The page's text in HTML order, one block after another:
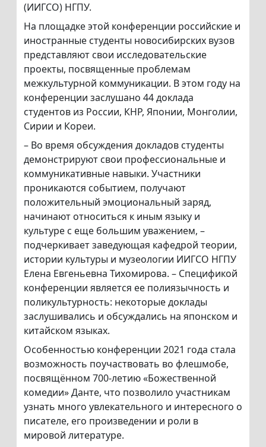
(ИИГСО) НГПУ.
На площадке этой конференции российские и
иностранные студенты новосибирских вузов
представляют свои исследовательские
проекты, посвященные проблемам
межкультурной коммуникации. В этом году на
конференции заслушано 44 доклада
студентов из России, КНР, Японии, Монголии,
Сирии и Кореи.
– Во время обсуждения докладов студенты
демонстрируют свои профессиональные и
коммуникативные навыки. Участники
проникаются событием, получают
положительный эмоциональный заряд,
начинают относиться к иным языку и
культуре с еще большим уважением, –
подчеркивает заведующая кафедрой теории,
истории культуры и музеологии ИИГСО НГПУ
Елена Евгеньевна Тихомирова. – Спецификой
конференции является ее полиязычность и
поликультурность: некоторые доклады
заслушивались и обсуждались на японском и
китайском языках.
Особенностью конференции 2021 года стала
возможность поучаствовать во флешмобе,
посвящённом 700-летию «Божественной
комедии» Данте, что позволило участникам
узнать много увлекательного и интересного о
писателе, его произведении и роли в
мировой литературе.